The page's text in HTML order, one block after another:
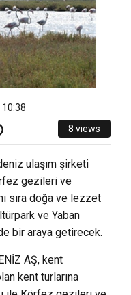
10:38
8 views
ulaşım şirketi
gezileri ve
sıra doğa ve lezzet
ve Yaban
bir araya getirecek.
AŞ, kent
kent turlarına